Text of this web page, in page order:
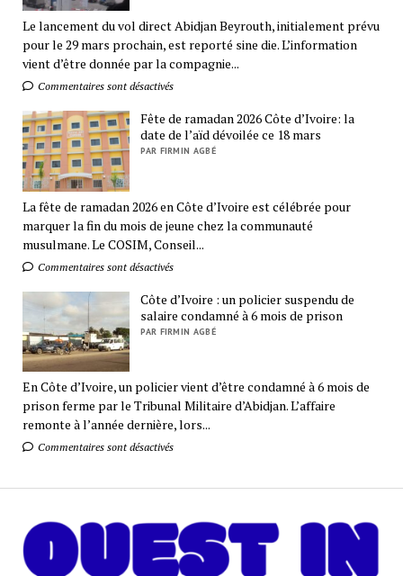
Le lancement du vol direct Abidjan Beyrouth, initialement prévu
pour le 29 mars prochain, est reporté sine die. L’information
vient d’être donnée par la compagnie...
Commentaires sont désactivés
Fête de ramadan 2026 Côte d’Ivoire: la
date de l’aïd dévoilée ce 18 mars
PAR FIRMIN AGBÉ
La fête de ramadan 2026 en Côte d’Ivoire est célébrée pour
marquer la fin du mois de jeune chez la communauté
musulmane. Le COSIM, Conseil...
Commentaires sont désactivés
Côte d’Ivoire : un policier suspendu de
salaire condamné à 6 mois de prison
PAR FIRMIN AGBÉ
En Côte d’Ivoire, un policier vient d’être condamné à 6 mois de
prison ferme par le Tribunal Militaire d’Abidjan. L’affaire
remonte à l’année dernière, lors...
Commentaires sont désactivés